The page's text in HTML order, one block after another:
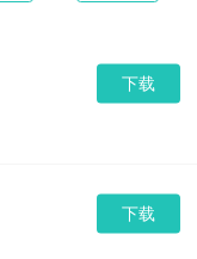
下载
下载